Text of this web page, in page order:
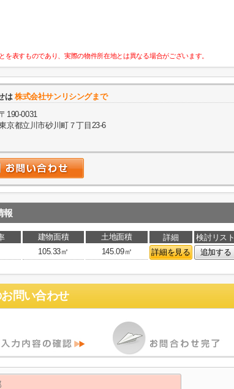
表すものであり、実際の物件所在地とは異なる場合がございます。
は株式会社サンリシングまで
190-0031
京都立川市砂川町７丁目23-6
報
建物面積 土地面積 詳細
検討リスト
105.33㎡ 145.09㎡ 詳細を見る 追加する
問い合わせ